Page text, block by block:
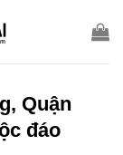
Quận
đáo